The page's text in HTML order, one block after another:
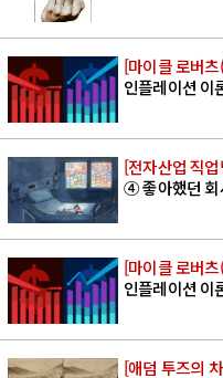
[마이클 로버
인플레이션 이
[전자산업 직
④ 좋아했던 회
[마이클 로버
인플레이션 이
[애덤 투즈의